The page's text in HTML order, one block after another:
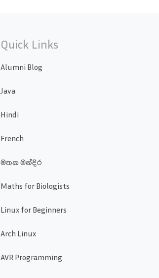
Quick Links
Alumni Blog
Java
Hindi
French
මතක මන්දිර
Maths for Biologists
Linux for Beginners
Arch Linux
AVR Programming